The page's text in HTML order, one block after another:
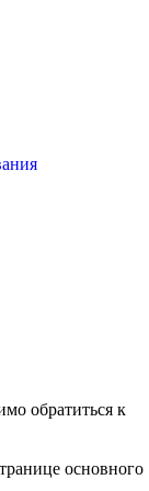
обратиться к
основного